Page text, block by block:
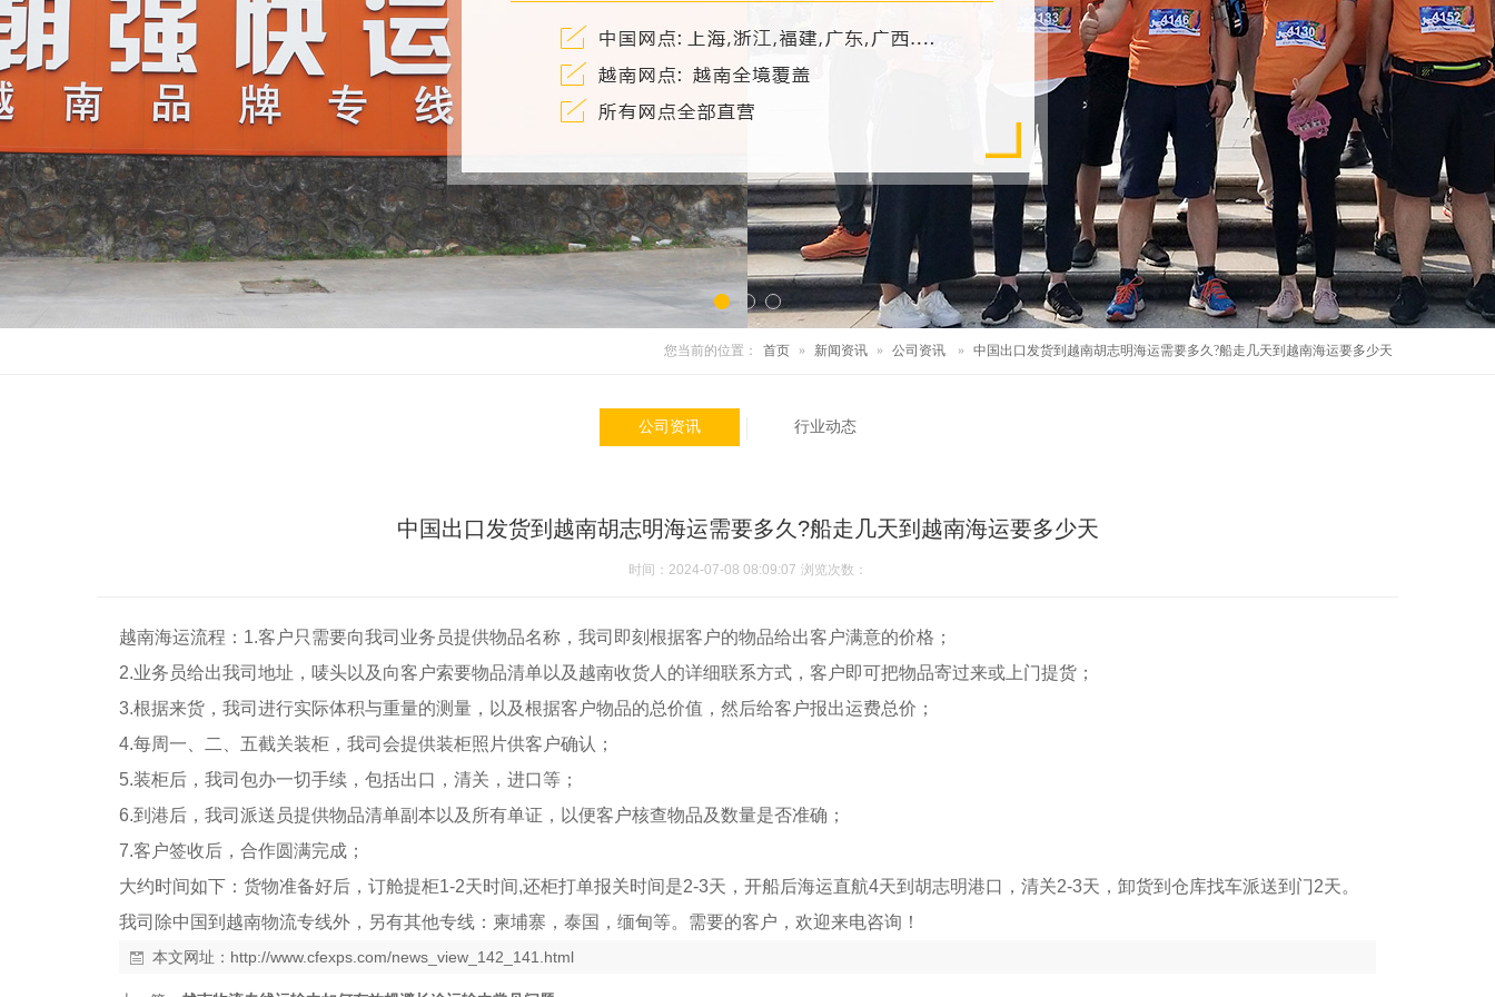
您当前的位置： 首页 » 新闻资讯 » 公司资讯 » 中国出口发货到越南胡志明海运需要多久?船走几天到越南海运要多少天
公司资讯 行业动态
中国出口发货到越南胡志明海运需要多久?船走几天到越南海运要多少天
时间：2024-07-08 08:09:07 浏览次数：
越南海运流程：1.客户只需要向我司业务员提供物品名称，我司即刻根据客户的物品给出客户满意的价格；
2.业务员给出我司地址，唛头以及向客户索要物品清单以及越南收货人的详细联系方式，客户即可把物品寄过来或上门提货；
3.根据来货，我司进行实际体积与重量的测量，以及根据客户物品的总价值，然后给客户报出运费总价；
4.每周一、二、五截关装柜，我司会提供装柜照片供客户确认；
5.装柜后，我司包办一切手续，包括出口，清关，进口等；
6.到港后，我司派送员提供物品清单副本以及所有单证，以便客户核查物品及数量是否准确；
7.客户签收后，合作圆满完成；
大约时间如下：货物准备好后，订舱提柜1-2天时间,还柜打单报关时间是2-3天，开船后海运直航4天到胡志明港口，清关2-3天，卸货到仓库找车派送到门2天。
我司除中国到越南物流专线外，另有其他专线：柬埔寨，泰国，缅甸等。需要的客户，欢迎来电咨询！
本文网址： http://www.cfexps.com/news_view_142_141.html